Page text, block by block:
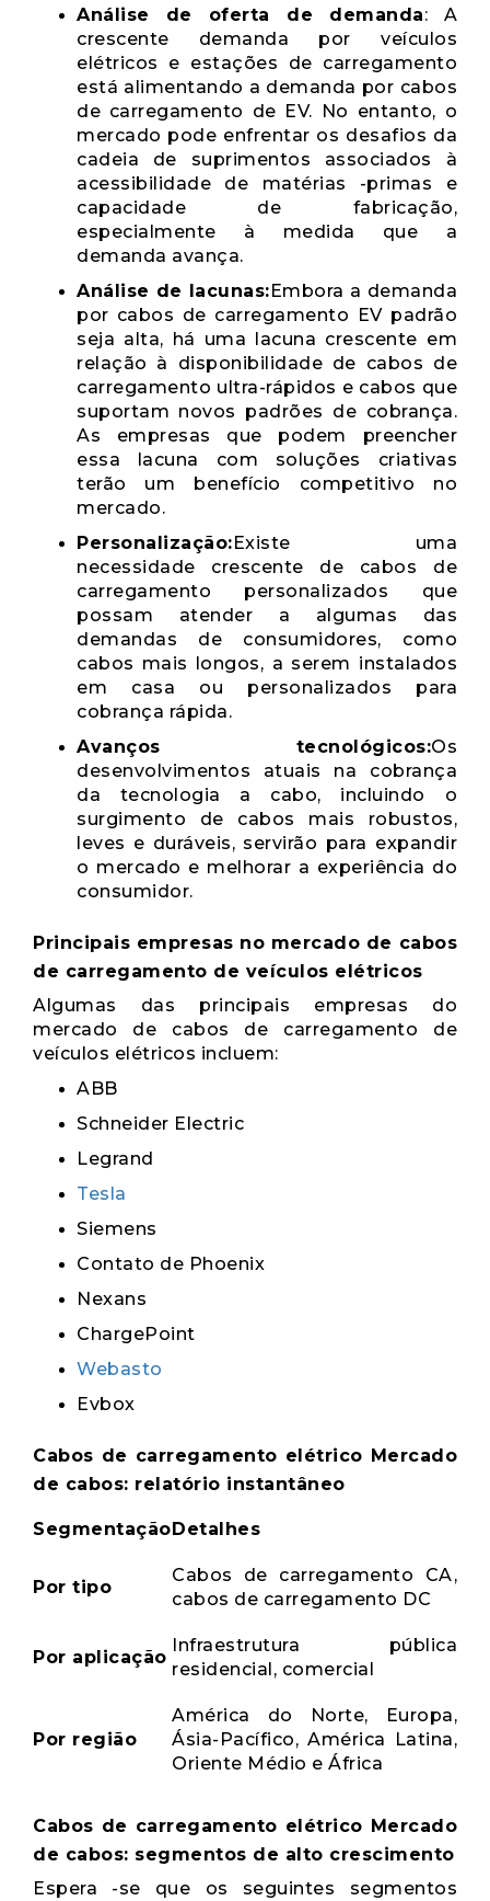
Análise de oferta de demanda: A
crescente demanda por veículos
elétricos e estações de carregamento
está alimentando a demanda por cabos
de carregamento de EV. No entanto, o
mercado pode enfrentar os desafios da
cadeia de suprimentos associados à
acessibilidade de matérias -primas e
capacidade de fabricação,
especialmente à medida que a
demanda avança.
Análise de lacunas:Embora a demanda
por cabos de carregamento EV padrão
seja alta, há uma lacuna crescente em
relação à disponibilidade de cabos de
carregamento ultra-rápidos e cabos que
suportam novos padrões de cobrança.
As empresas que podem preencher
essa lacuna com soluções criativas
terão um benefício competitivo no
mercado.
Personalização:Existe uma
necessidade crescente de cabos de
carregamento personalizados que
possam atender a algumas das
demandas de consumidores, como
cabos mais longos, a serem instalados
em casa ou personalizados para
cobrança rápida.
Avanços tecnológicos:Os
desenvolvimentos atuais na cobrança
da tecnologia a cabo, incluindo o
surgimento de cabos mais robustos,
leves e duráveis, servirão para expandir
o mercado e melhorar a experiência do
consumidor.
Principais empresas no mercado de cabos
de carregamento de veículos elétricos
Algumas das principais empresas do
mercado de cabos de carregamento de
veículos elétricos incluem:
ABB
Schneider Electric
Legrand
Tesla
Siemens
Contato de Phoenix
Nexans
ChargePoint
Webasto
Evbox
Cabos de carregamento elétrico Mercado
de cabos: relatório instantâneo
SegmentaçãoDetalhes
Por tipo
Cabos de carregamento CA,
cabos de carregamento DC
Por aplicação
Infraestrutura pública
residencial, comercial
Por região
América do Norte, Europa,
Ásia-Pacífico, América Latina,
Oriente Médio e África
Cabos de carregamento elétrico Mercado
de cabos: segmentos de alto crescimento
Espera -se que os seguintes segmentos